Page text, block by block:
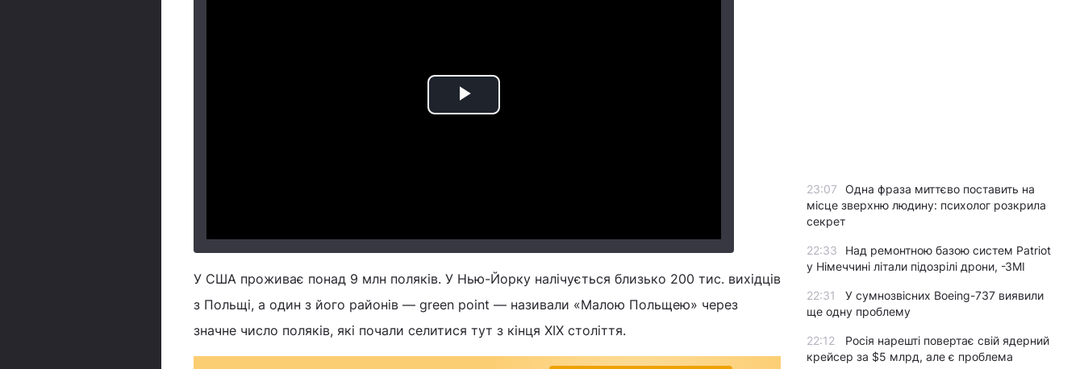
Play
У США проживає понад 9 млн поляків. У Нью-Йорку налічується близько 200 тис. вихідців
з Польщі, а один з його районів — green point — називали «Малою Польщею» через
значне число поляків, які почали селитися тут з кінця XIX століття.
23:07
Одна фраза миттєво поставить на
місце зверхню людину: психолог розкрила
секрет
22:33
Над ремонтною базою систем Patriot
у Німеччині літали підозрілі дрони, -ЗМІ
22:31
У сумнозвісних Boeing-737 виявили
ще одну проблему
22:12
Росія нарешті повертає свій ядерний
крейсер за $5 млрд, але є проблема